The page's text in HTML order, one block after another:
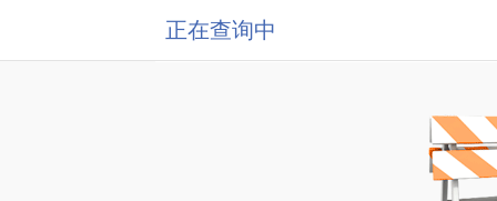
正在查询中